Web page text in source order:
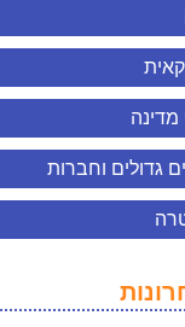
מדינה
גדולים וחברות